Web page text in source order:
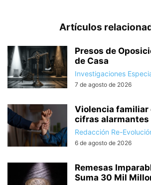
Artículos
Presos de
de Casa
Investigaciones
7 de agosto de 2026
Violencia familiar
cifras alarmantes
Redacción Re-
6 de agosto de 2026
Remesas
Suma 30 Mil